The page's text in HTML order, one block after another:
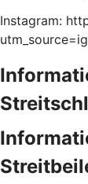
Instagram: